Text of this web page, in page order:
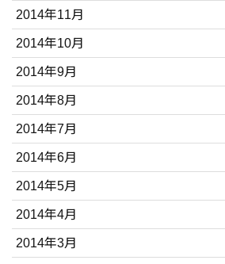
2014年11月
2014年10月
2014年9月
2014年8月
2014年7月
2014年6月
2014年5月
2014年4月
2014年3月